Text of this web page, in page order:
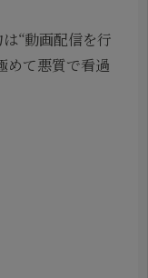
“動画配信を行
めて悪質で看過